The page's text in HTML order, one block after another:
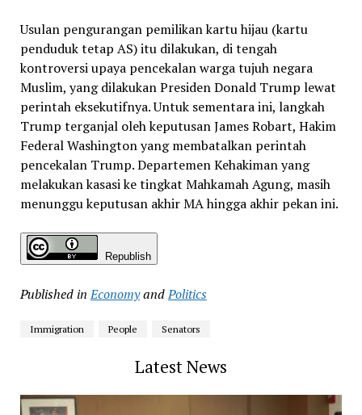
Usulan pengurangan pemilikan kartu hijau (kartu
penduduk tetap AS) itu dilakukan, di tengah
kontroversi upaya pencekalan warga tujuh negara
Muslim, yang dilakukan Presiden Donald Trump lewat
perintah eksekutifnya. Untuk sementara ini, langkah
Trump terganjal oleh keputusan James Robart, Hakim
Federal Washington yang membatalkan perintah
pencekalan Trump. Departemen Kehakiman yang
melakukan kasasi ke tingkat Mahkamah Agung, masih
menunggu keputusan akhir MA hingga akhir pekan ini.
Republish
Published in EconomyandPolitics
Immigration People Senators
Latest News